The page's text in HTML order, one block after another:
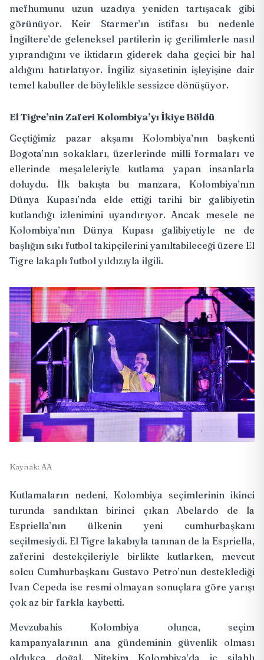
mefhumunu uzun uzadıya yeniden tartışacak gibi
görünüyor. Keir Starmer’ın istifası bu nedenle
İngiltere’de geleneksel partilerin iç gerilimlerle nasıl
yıprandığını ve iktidarın giderek daha geçici bir hal
aldığını hatırlatıyor. İngiliz siyasetinin işleyişine dair
temel kabuller de böylelikle sessizce dönüşüyor.
El Tigre’nin Zaferi Kolombiya’yı İkiye Böldü
Geçtiğimiz pazar akşamı Kolombiya’nın başkenti
Bogota’nın sokakları, üzerlerinde milli formaları ve
ellerinde meşaleleriyle kutlama yapan insanlarla
doluydu. İlk bakışta bu manzara, Kolombiya’nın
Dünya Kupası’nda elde ettiği tarihi bir galibiyetin
kutlandığı izlenimini uyandırıyor. Ancak mesele ne
Kolombiya’nın Dünya Kupası galibiyetiyle ne de
başlığın sıkı futbol takipçilerini yanıltabileceği üzere El
Tigre lakaplı futbol yıldızıyla ilgili.
Kaynak: AA
Kutlamaların nedeni, Kolombiya seçimlerinin ikinci
turunda sandıktan birinci çıkan Abelardo de la
Espriella’nın ülkenin yeni cumhurbaşkanı
seçilmesiydi. El Tigre lakabıyla tanınan de la Espriella,
zaferini destekçileriyle birlikte kutlarken, mevcut
solcu Cumhurbaşkanı Gustavo Petro’nun desteklediği
Ivan Cepeda ise resmi olmayan sonuçlara göre yarışı
çok az bir farkla kaybetti.
Mevzubahis Kolombiya olunca, seçim
kampanyalarının ana gündeminin güvenlik olması